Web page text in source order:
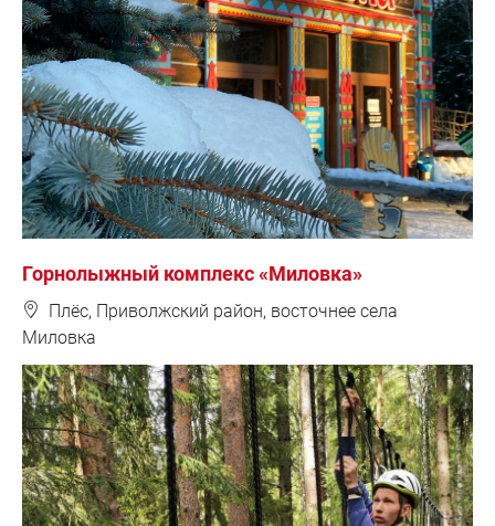
Горнолыжный комплекс «Миловка»
❽
Плёс, Приволжский район, восточнее села
Миловка